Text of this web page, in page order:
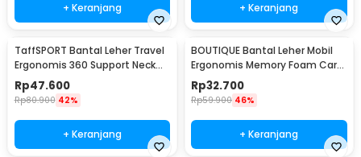
+ Keranjang + Keranjang
TaffSPORT Bantal Leher Travel
Ergonomis 360 Support Neck
Pillow - NF302
Rp47.600
Rp80.900 42%
+ Keranjang
BOUTIQUE Bantal Leher Mobil
Ergonomis Memory Foam Car
Headrest Pillow - CAR247
Rp32.700
Rp59.900 46%
+ Keranjang